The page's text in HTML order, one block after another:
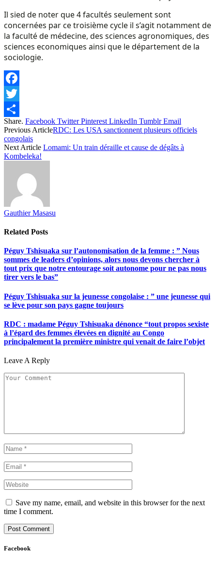
Il sied de noter que 4 facultés seulement sont
concernées par ce troisième cycle il s’agit notamment de
la faculté de médecine, des sciences agronomiques, des
sciences economiques ainsi que le département de la
sociologie.
Facebook
Twitter
Share
Share. Facebook Twitter Pinterest LinkedIn Tumblr Email
Previous ArticleRDC: Les USA sanctionnent plusieurs officiels
congolais
Next Article Lomami: Un train déraille et cause de dégâts à
Kombeleka!
Gauthier Masasu
Related Posts
Péguy Tshisuaka sur l’autonomisation de la femme : ” Nous
sommes de leaders d’opinions, alors nous devons chercher à
tout prix que notre entourage soit autonome pour ne pas nous
tirer vers le bas”
Péguy Tshisuaka sur la jeunesse congolaise : ” une jeunesse qui
se lève pour son pays gagne toujours
RDC : madame Péguy Tshisuaka dénonce “tout propos sexiste
à l’égard des femmes élevées en dignité au Congo
principalement la première ministre qui venait de faire l’objet
Leave A Reply
Save my name, email, and website in this browser for the next
time I comment.
Facebook